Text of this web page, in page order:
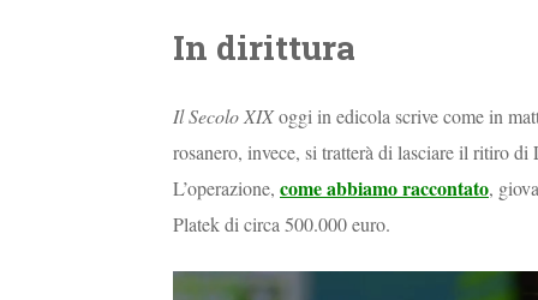
In dirittura
Il Secolo XIXoggi in edicola scrive come in
rosanero, invece, si tratterà di lasciare il ritiro
L’operazione, come abbiamo raccontato,
Platek di circa 500.000 euro.